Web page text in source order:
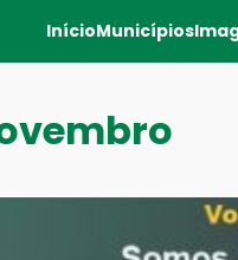
InícioMunicípios